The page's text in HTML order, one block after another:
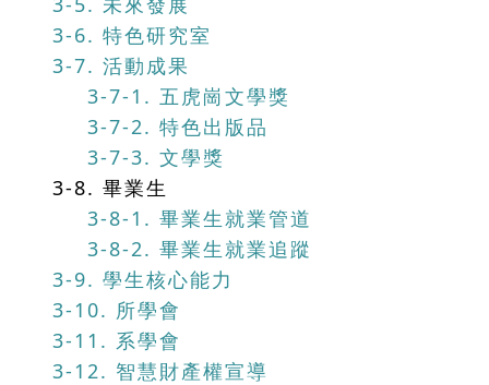
3-6. 特色研究室
3-7. 活動成果
3-7-1. 五虎崗文學獎
3-7-2. 特色出版品
3-7-3. 文學獎
3-8. 畢業生
3-8-1. 畢業生就業管道
3-8-2. 畢業生就業追蹤
3-9. 學生核心能力
3-10. 所學會
3-11. 系學會
3-12. 智慧財產權宣導